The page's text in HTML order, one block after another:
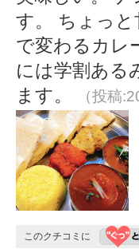
す。 ちょっ
で変わるカレ
には学割ある
ます。
（投稿
このクチコミに